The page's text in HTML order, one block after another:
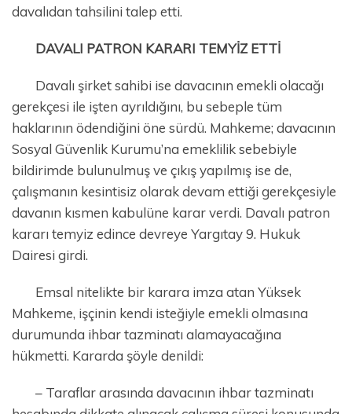
davalıdan tahsilini talep etti.
DAVALI PATRON KARARI TEMYİZ ETTİ
Davalı şirket sahibi ise davacının emekli olacağı
gerekçesi ile işten ayrıldığını, bu sebeple tüm
haklarının ödendiğini öne sürdü. Mahkeme; davacının
Sosyal Güvenlik Kurumu’na emeklilik sebebiyle
bildirimde bulunulmuş ve çıkış yapılmış ise de,
çalışmanın kesintisiz olarak devam ettiği gerekçesiyle
davanın kısmen kabulüne karar verdi. Davalı patron
kararı temyiz edince devreye Yargıtay 9. Hukuk
Dairesi girdi.
Emsal nitelikte bir karara imza atan Yüksek
Mahkeme, işçinin kendi isteğiyle emekli olmasına
durumunda ihbar tazminatı alamayacağına
hükmetti. Kararda şöyle denildi:
– Taraflar arasında davacının ihbar tazminatı